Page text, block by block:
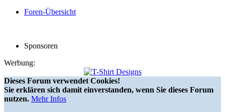
Foren-Übersicht
Sponsoren
Werbung:
Dieses Forum verwendet Cookies!
Sie erklären sich damit einverstanden, wenn Sie dieses Forum
nutzen. Mehr Infos